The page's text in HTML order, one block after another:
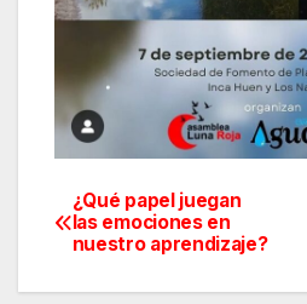
Navegación
de
¿Qué papel juegan
las emociones en
nuestro aprendizaje?